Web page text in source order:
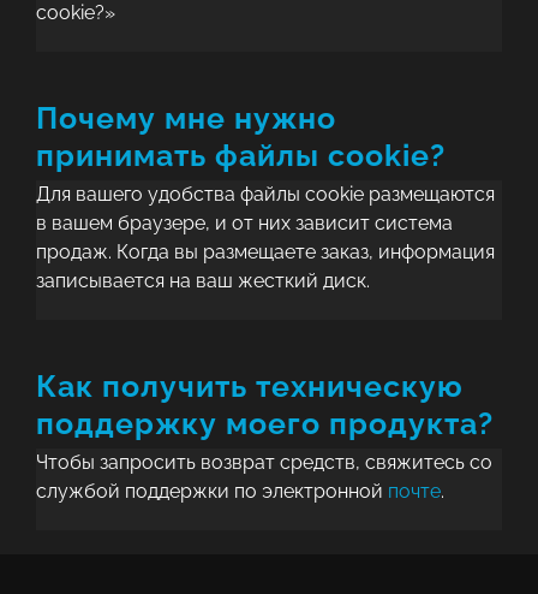
cookie?»
Почему мне нужно
принимать файлы cookie?
Для вашего удобства файлы cookie размещаются
в вашем браузере, и от них зависит система
продаж. Когда вы размещаете заказ, информация
записывается на ваш жесткий диск.
Как получить техническую
поддержку моего продукта?
Чтобы запросить возврат средств, свяжитесь со
службой поддержки по электронной почте.